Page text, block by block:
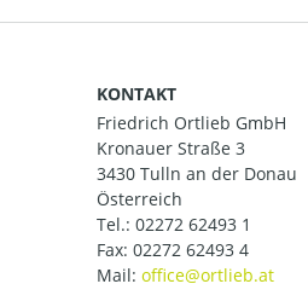
KONTAKT
Friedrich Ortlieb GmbH
Kronauer Straße 3
3430 Tulln an der Donau
Österreich
Tel.: 02272 62493 1
Fax: 02272 62493 4
Mail: